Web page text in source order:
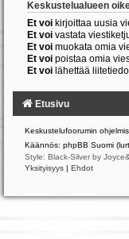
Keskustelualueen
Et voi kirjoittaa uusia
Et voi vastata
Et voi muokata omia
Et voi poistaa omia
Et voi lähettää
Etusivu
Keskustelufoorumin
Käännös: phpBB Suomi
Style: Black-Silver by
Yksityisyys | Ehdot